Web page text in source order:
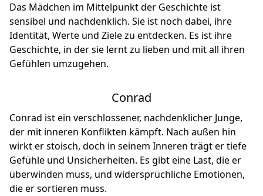
Das Mädchen im Mittelpunkt der Geschichte ist
sensibel und nachdenklich. Sie ist noch dabei, ihre
Identität, Werte und Ziele zu entdecken. Es ist ihre
Geschichte, in der sie lernt zu lieben und mit all ihren
Gefühlen umzugehen.
Conrad
Conrad ist ein verschlossener, nachdenklicher Junge,
der mit inneren Konflikten kämpft. Nach außen hin
wirkt er stoisch, doch in seinem Inneren trägt er tiefe
Gefühle und Unsicherheiten. Es gibt eine Last, die er
überwinden muss, und widersprüchliche Emotionen,
die er sortieren muss.